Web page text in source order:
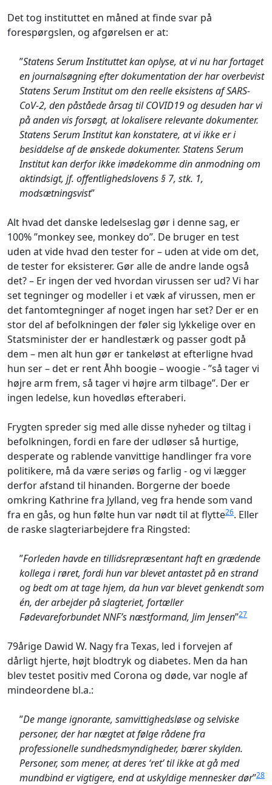
Det tog instituttet en måned at finde svar på
forespørgslen, og afgørelsen er at:
”Statens Serum Instituttet kan oplyse, at vi nu har fortaget
en journalsøgning efter dokumentation der har overbevist
Statens Serum Institut om den reelle eksistens af SARS-
CoV-2, den påståede årsag til COVID19 og desuden har vi
på anden vis forsøgt, at lokalisere relevante dokumenter.
Statens Serum Institut kan konstatere, at vi ikke er i
besiddelse af de ønskede dokumenter. Statens Serum
Institut kan derfor ikke imødekomme din anmodning om
aktindsigt, jf. offentlighedslovens § 7, stk. 1,
modsætningsvist”
Alt hvad det danske ledelseslag gør i denne sag, er
100% ”monkey see, monkey do”. De bruger en test
uden at vide hvad den tester for – uden at vide om det,
de tester for eksisterer. Gør alle de andre lande også
det? – Er ingen der ved hvordan virussen ser ud? Vi har
set tegninger og modeller i et væk af virussen, men er
det fantomtegninger af noget ingen har set? Der er en
stor del af befolkningen der føler sig lykkelige over en
Statsminister der er handlestærk og passer godt på
dem – men alt hun gør er tankeløst at efterligne hvad
hun ser – det er rent Åhh boogie – woogie - ”så tager vi
højre arm frem, så tager vi højre arm tilbage”. Der er
ingen ledelse, kun hovedløs efteraberi.
Frygten spreder sig med alle disse nyheder og tiltag i
befolkningen, fordi en fare der udløser så hurtige,
desperate og rablende vanvittige handlinger fra vore
politikere, må da være seriøs og farlig - og vi lægger
derfor afstand til hinanden. Borgerne der boede
omkring Kathrine fra Jylland, veg fra hende som vand
fra en gås, og hun følte hun var nødt til at flytte26. Eller
de raske slagteriarbejdere fra Ringsted:
”Forleden havde en tillidsrepræsentant haft en grædende
kollega i røret, fordi hun var blevet antastet på en strand
og bedt om at tage hjem, da hun var blevet genkendt som
én, der arbejder på slagteriet, fortæller
Fødevareforbundet NNF’s næstformand, Jim Jensen”27
79årige Dawid W. Nagy fra Texas, led i forvejen af
dårligt hjerte, højt blodtryk og diabetes. Men da han
blev testet positiv med Corona og døde, var nogle af
mindeordene bl.a.:
”De mange ignorante, samvittighedsløse og selviske
personer, der har nægtet at følge rådene fra
professionelle sundhedsmyndigheder, bærer skylden.
Personer, som mener, at deres ‘ret’ til ikke at gå med
mundbind er vigtigere, end at uskyldige mennesker dør”28